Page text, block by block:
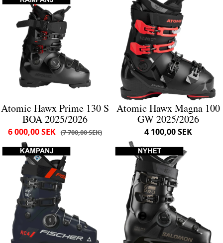
Atomic Hawx Prime 130 S
BOA 2025/2026
7 700,00 SEK
6 000,00 SEK
Atomic Hawx Magna 100
GW 2025/2026
4 100,00 SEK